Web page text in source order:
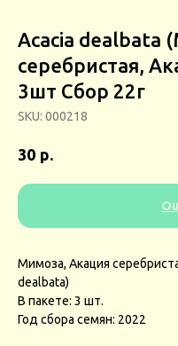
Acacia dealbata
серебристая,
3шт Сбор 22г
SKU: 000218
30 р.
Мимоза, Акация
dealbata)
В пакете: 3 шт.
Год сбора семян: 2022